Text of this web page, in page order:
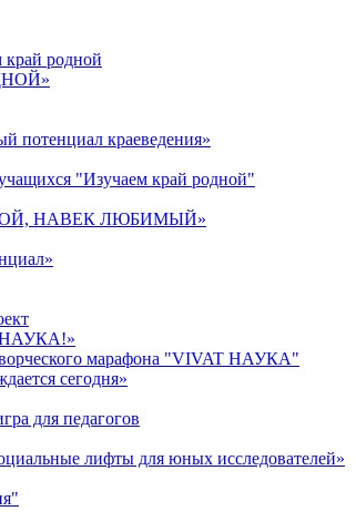
край родной
потенциал краеведения»
"Изучаем край родной"
НАВЕК ЛЮБИМЫЙ»
НАУКА!»
марафона "VIVAT НАУКА"
сегодня»
для педагогов
лифты для юных исследователей»